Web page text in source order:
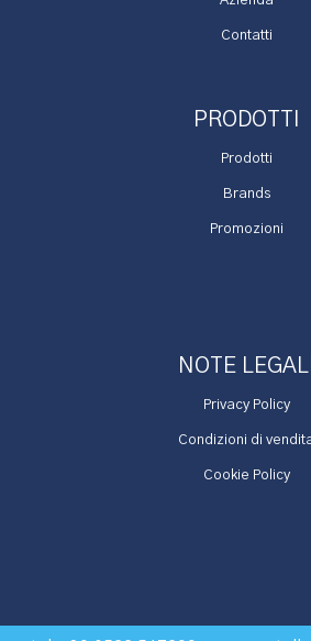
Contatti
PRODOTTI
Prodotti
Brands
Promozioni
NOTE LEGALI
Privacy Policy
Condizioni di
Cookie Policy